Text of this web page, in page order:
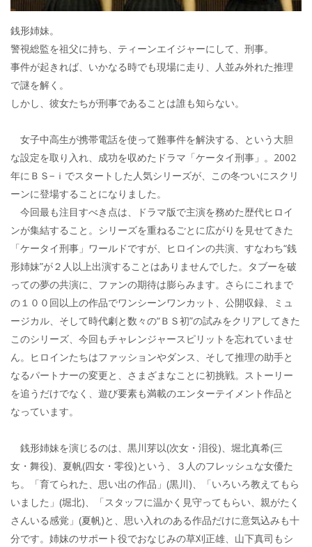
銭形姉妹。
警視総監を祖父に持ち、ティーンエイジャーにして、刑事。
事件が起きれば、いかなる時でも現場に走り、人並み外れた推理
で謎を解く。
しかし、彼女たちが刑事であることは誰も知らない。
女子中高生が携帯電話を使って難事件を解決する、という大胆
な設定を取り入れ、成功を収めたドラマ「ケータイ刑事」。2002
年にＢＳ−ｉでスタートした人気シリーズが、この冬ついにスクリ
ーンに登場することになりました。
今回最も注目すべき点は、ドラマ版で主演を務めた歴代ヒロイ
ンが集結すること。シリーズを重ねるごとに広がりを見せてきた
「ケータイ刑事」ワールドですが、ヒロインの共演、すなわち“銭
形姉妹”が２人以上出演することはありませんでした。タブーを破
っての夢の共演に、ファンの期待は膨らみます。さらにこれまで
の１００回以上の作品でワンシーンワンカット、公開収録、ミュ
ージカル、そして時代劇と数々の“ＢＳ初”の試みをクリアしてきた
このシリーズ、今回もチャレンジャースピリットを忘れていませ
ん。ヒロインたちはファッションやダンス、そして推理の助手と
なるパートナーの変更と、さまざまなことに初挑戦。ストーリー
を追うだけでなく、遊び要素も満載のエンターテイメント作品と
なっています。
銭形姉妹を演じるのは、黒川芽以(次女・泪役)、堀北真希(三
女・舞役)、夏帆(四女・零役)という、３人のフレッシュな女優た
ち。「育てられた、思い出の作品」(黒川)、「いろいろ教えてもら
いました」(堀北)、「スタッフに温かく見守ってもらい、親がたく
さんいる感覚」(夏帆)と、思い入れのある作品だけに意気込みも十
分です。姉妹のサポート役でおなじみの草刈正雄、山下真司もシ